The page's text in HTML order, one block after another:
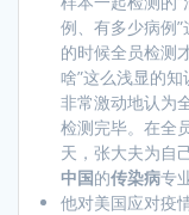
例、有多少病例
的时候全员检测
啥”这么浅显的
非常激动地认为
检测完毕。在全
天，张大夫为自
中国的传染病专
他对美国应对疫